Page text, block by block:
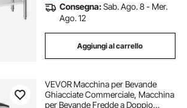
Consegna:Sab. Ago. 8 - Mer.
Ago. 12
Aggiungi al carrello
VEVOR Macchina per Bevande
Ghiacciate Commerciale, Macchina
per Bevande Fredde a Doppio